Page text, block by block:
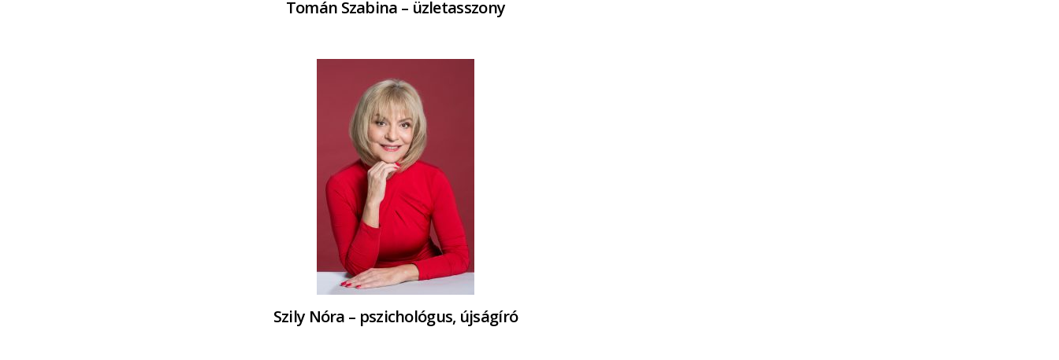
Tomán Szabina – üzletasszony
Szily Nóra – pszichológus, újságíró